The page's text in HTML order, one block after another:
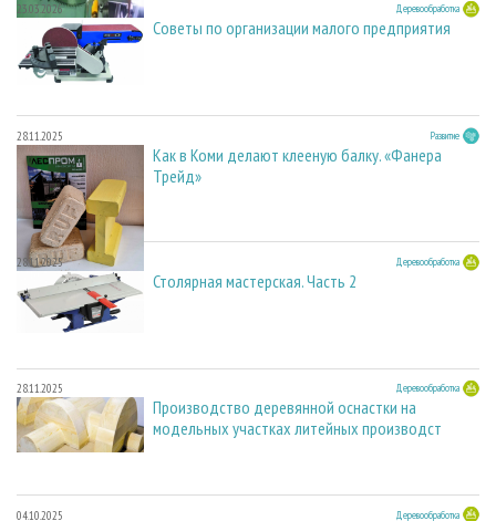
23.03.2026 Деревообработка
Советы по организации малого предприятия
28.11.2025 Развитие
Как в Коми делают клееную балку. «Фанера
Трейд»
28.11.2025 Деревообработка
Столярная мастерская. Часть 2
28.11.2025 Деревообработка
Производство деревянной оснастки на
модельных участках литейных производст
04.10.2025 Деревообработка